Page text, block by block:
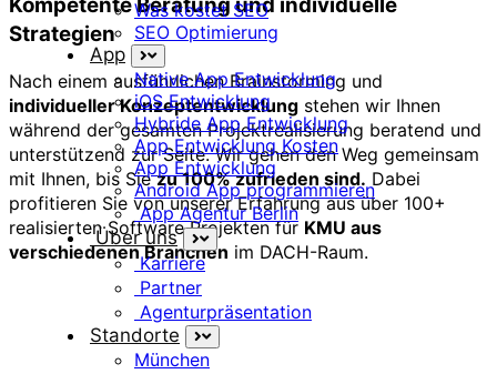
Was kostet SEO
SEO Optimierung
App
Native App Entwicklung
iOS Entwicklung
Hybride App Entwicklung
App Entwicklung Kosten
App Entwicklung
Android App programmieren
App Agentur Berlin
Über uns
Karriere
Partner
Agenturpräsentation
Standorte
München
Strategien
Nach einem ausführlichen Brainstorming und
individueller Konzeptentwicklung stehen wir Ihnen
während der gesamten Projektrealisierung beratend und
unterstützend zur Seite. Wir gehen den Weg gemeinsam
mit Ihnen, bis Siezu 100% zufrieden sind. Dabei
profitieren Sie von unserer Erfahrung aus über 100+
realisierten Software Projekten für KMU aus
verschiedenen Branchen im DACH-Raum.